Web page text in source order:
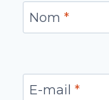
Nom *
E-mail *